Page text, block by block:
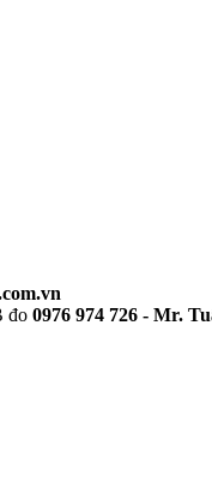
đo 0976 974 726 - Mr.